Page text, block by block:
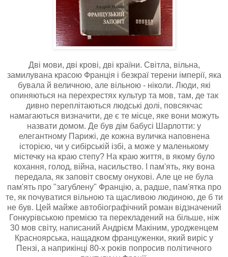
Дві мови, дві крові, дві країни. Світла, вільна,
замилувана красою Франція і безкраї терени імперії, яка
бувала й величною, але вільною - ніколи. Люди, які
опиняються на перехрестях культур та мов, там, де так
дивно переплітаються людські долі, повсякчас
намагаються визначити, де є те місце, яке вони можуть
назвати домом. Де був дім бабусі Шарлотти: у
елегантному Парижі, де кожна вуличка наповнена
історією, чи у сибірській ізбі, а може у маленькому
містечку на краю степу? На краю життя, в якому було
кохання, голод, війна, насильство. І пам'ять, яку вона
передала, як заповіт своєму онукові. Але це не була
пам'ять про "загублену" Францію, а, радше, пам'ятка про
те, як почуватися вільною та щасливою людиною, де б ти
не був. Цей майже автобіографічний роман відзначений
Гонкурівською премією та перекладений на більше, ніж
30 мов світу, написаний Андрієм Макіним, уродженцем
Красноярська, нащадком француженки, який виріс у
Пензі, а наприкінці 80-х років попросив політичного